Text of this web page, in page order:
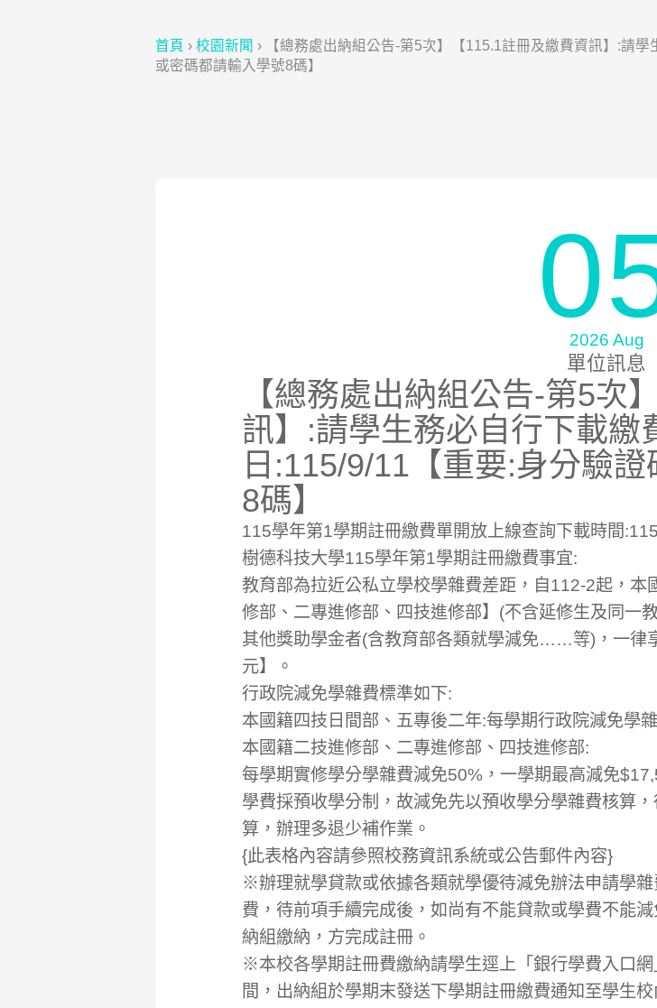
首頁 › 校園新聞 ›
【總務處出納組公告-第5次】【115.1註冊及繳費資訊】:請
或密碼都請輸入學號8碼】
2026 Aug
單位訊息
【總務處出納組公告-第5次
訊】:請學生務必自行下載繳
日:115/9/11【重要:身分驗
8碼】
115學年第1學期註冊繳費單開放上線查詢下載時間
樹德科技大學115學年第1學期註冊繳費事宜:
教育部為拉近公私立學校學雜費差距，自112-2起，本
修部、二專進修部、四技進修部】(不含延修生及同一
其他獎助學金者(含教育部各類就學減免……等)，一律
元】。
行政院減免學雜費標準如下:
本國籍四技日間部、五專後二年:每學期行政院減免學
本國籍二技進修部、二專進修部、四技進修部:
每學期實修學分學雜費減免50%，一學期最高減免
學費採預收學分制，故減免先以預收學分學雜費核算
算，辦理多退少補作業。
{此表格內容請參照校務資訊系統或公告郵件內容}
※辦理就學貸款或依據各類就學優待減免辦法申請學
費，待前項手續完成後，如尚有不能貸款或學費不能
納組繳納，方完成註冊。
※本校各學期註冊費繳納請學生逕上「銀行學費入口
間，出納組於學期末發送下學期註冊繳費通知至學生